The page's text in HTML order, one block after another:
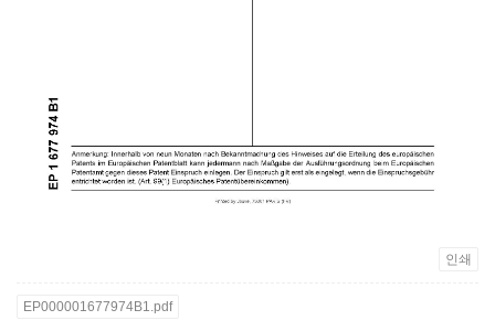
인쇄
EP000001677974B1.pdf